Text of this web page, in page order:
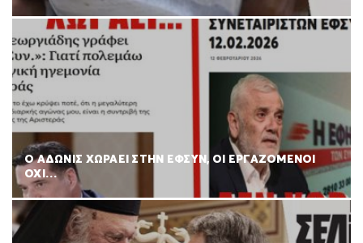
Ο ΑΔΩΝΙΣ ΧΩΡΑΕΙ ΣΤΗΝ ΕΦΣΥΝ, ΟΙ ΕΡΓΑΖΟΜΕΝΟΙ
ΟΧΙ…